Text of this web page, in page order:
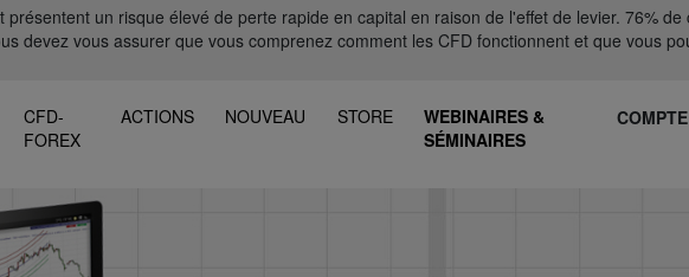
un risque élevé de perte rapide en capital en raison de l'effet de levier. 76%
devez vous assurer que vous comprenez comment les CFD fonctionnent et que vous
CFD-
FOREX
ACTIONS NOUVEAU STORE
WEBINAIRES &
SÉMINAIRES